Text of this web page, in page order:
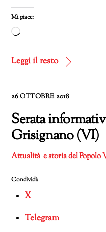
Mi piace:
Caricamento
corso…
Leggi il resto
26 OTTOBRE 2018
Serata
Grisignano (VI)
Attualità e storia del Popolo
Condividi:
X
Telegram